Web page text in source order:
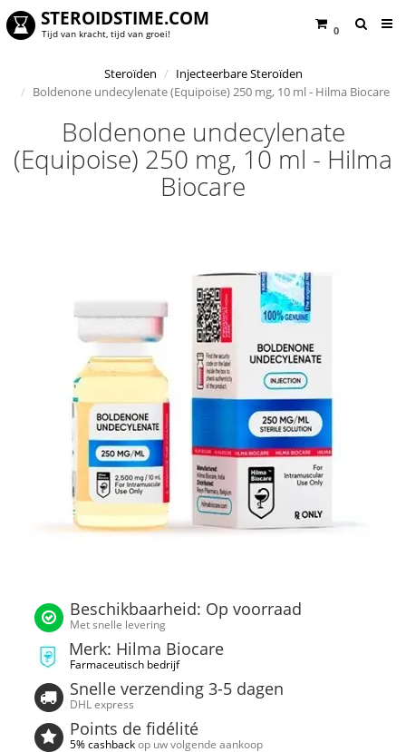
0
STEROIDSTIME.COM
Tijd van kracht, tijd van groei!
Steroïden
Injecteerbare Steroïden
Boldenone undecylenate (Equipoise) 250 mg, 10 ml - Hilma Biocare
Boldenone undecylenate
(Equipoise) 250 mg, 10 ml - Hilma
Biocare
Beschikbaarheid: Op voorraad
Met snelle levering
Merk: Hilma Biocare
Farmaceutisch bedrijf
Snelle verzending 3-5 dagen
DHL express
Points de fidélité
5% cashbackop uw volgende aankoop